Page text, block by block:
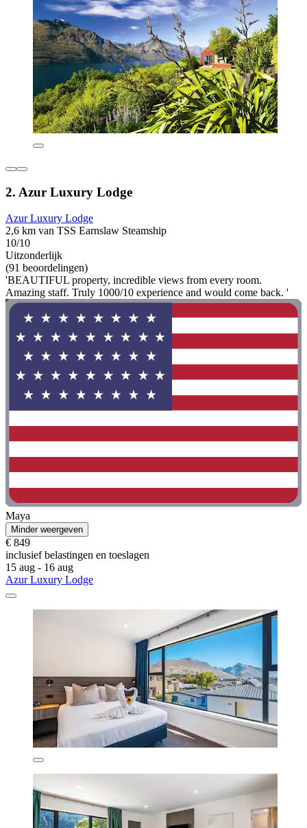
2. Azur Luxury Lodge
Azur Luxury Lodge
2,6 km van TSS Earnslaw Steamship
10/10
Uitzonderlijk
(91 beoordelingen)
'BEAUTIFUL property, incredible views from every room.
Amazing staff. Truly 1000/10 experience and would come back. '
Maya
Minder weergeven
€ 849
inclusief belastingen en toeslagen
15 aug - 16 aug
Azur Luxury Lodge